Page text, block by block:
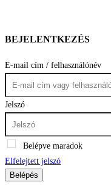
BEJELENTKEZÉS
E-mail cím / felhasználónév
Jelszó
Belépve maradok
Elfelejtett jelszó
Belépés